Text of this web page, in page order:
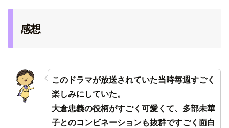
感想
このドラマが放送されていた当時毎週すごく
楽しみにしていた。
大倉忠義の役柄がすごく可愛くて、多部未華
子とのコンビネーションも抜群ですごく面白